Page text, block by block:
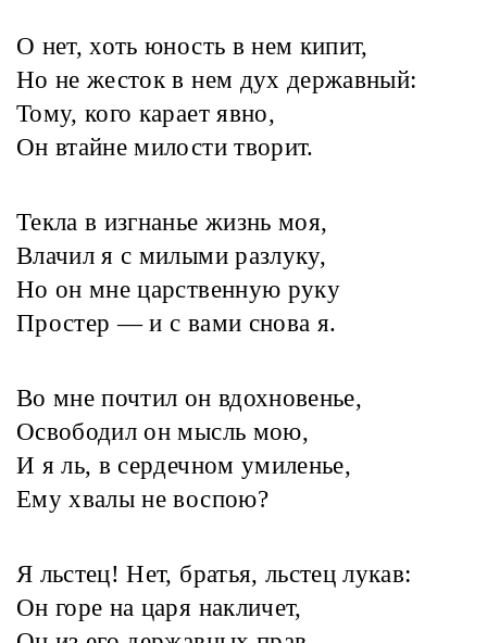
О нет, хоть юность в нем кипит,
Но не жесток в нем дух державный:
Тому, кого карает явно,
Он втайне милости творит.
Текла в изгнаньe жизнь моя,
Влачил я с милыми разлуку,
Но он мне царственную руку
Простер — и с вами снова я.
Во мне почтил он вдохновенье,
Освободил он мысль мою,
И я ль, в сердечном умиленье,
Ему хвалы не воспою?
Я льстец! Нет, братья, льстец лукав:
Он горе на царя накличет,